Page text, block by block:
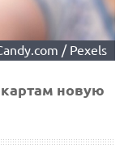
/ Pexels
новую